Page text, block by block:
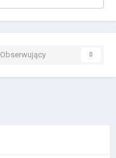
Obserwujący 0